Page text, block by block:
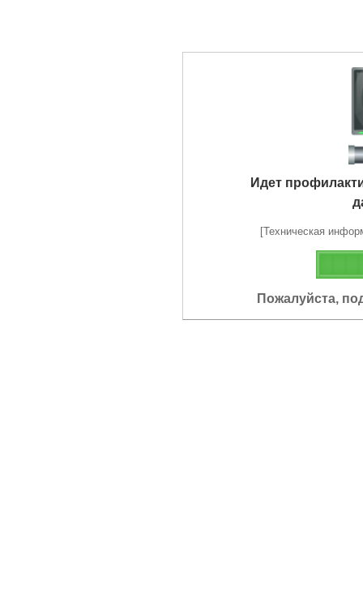
Идет
[Техническая
Пожалуйста,